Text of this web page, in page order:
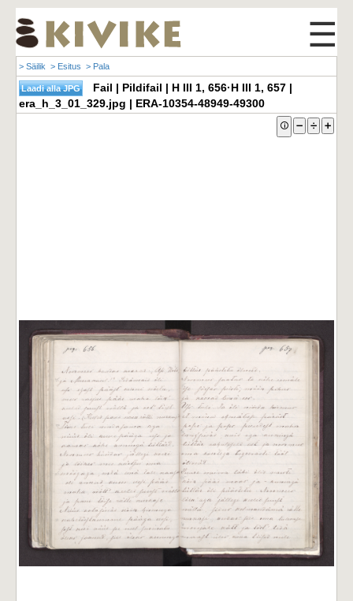
☰
> Säilik > Esitus > Pala
Fail | Pildifail | H III 1, 656·H III 1, 657 |
era_h_3_01_329.jpg | ERA-10354-48949-49300